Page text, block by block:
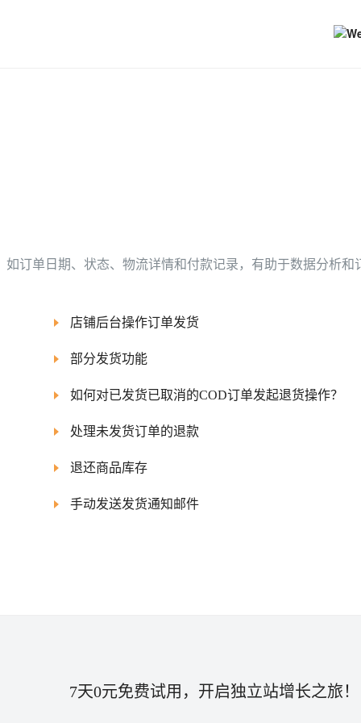
订单日期、状态、物流详情和付款记录，有助于数据分析和
店铺后台操作订单发货
部分发货功能
如何对已发货已取消的COD订单发起退货操作？
处理未发货订单的退款
退还商品库存
手动发送发货通知邮件
7天0元免费试用，开启独立站增长之旅！